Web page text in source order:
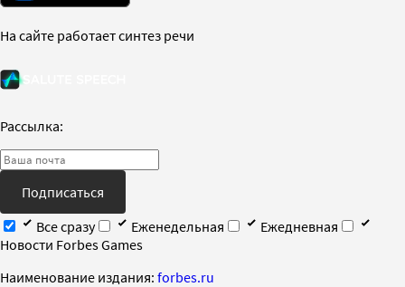
На сайте работает синтез речи
Рассылка:
Подписаться
Все сразу
Еженедельная
Ежедневная
Новости Forbes Games
Наименование издания: forbes.ru